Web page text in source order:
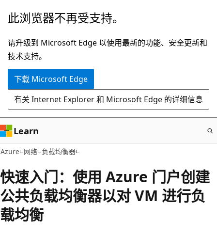
跳
主
要
内
此浏览器不再受支持。
请升级到 Microsoft Edge 以使用最新的功能、安全更新和
技术支持。
下载 Microsoft Edge
有关 Internet Explorer 和 Microsoft Edge 的详细信息
Learn
Azure 网络 负载均衡器
快速入门：使用 Azure 门户创建
公共负载均衡器以对 VM 进行负
载均衡